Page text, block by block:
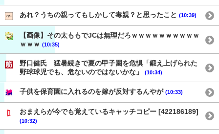
あれ？うちの親ってもしかして毒親？と思ったこと (10:39)
【画像】その太ももでJCは無理だろｗｗｗｗｗｗｗｗｗｗ
ｗｗｗ (10:35)
野口健氏 猛暑続きで夏の甲子園を危惧「鍛え上げられた
野球球児でも、危ないのではないかな」
(10:34)
子供を保育園に入れるのを嫁が反対するんやが (10:33)
おまえらが今でも覚えているキャッチコピー [422186189]
(10:32)